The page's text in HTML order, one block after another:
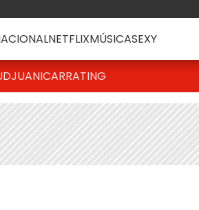
NETFLIXMÚSICASEXY
JUANICARRATING